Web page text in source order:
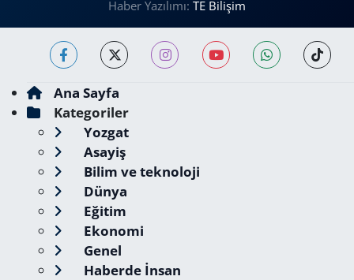
Haber Yazılımı: TE Bilişim
Ana Sayfa
Kategoriler
Yozgat
Asayiş
Bilim ve teknoloji
Dünya
Eğitim
Ekonomi
Genel
Haberde İnsan